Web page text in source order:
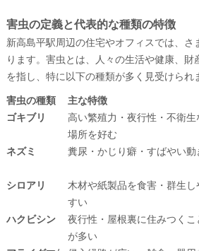
害虫の定義と代表的な種類の特徴
新高島平駅周辺の住宅やオフィスでは、さ
ります。害虫とは、人々の生活や健康、
を指し、特に以下の種類が多く見受けられ
害虫の種類
主な特徴
ゴキブリ
高い繁殖力・夜行性・不衛生
場所を好む
ネズミ
糞尿・かじり癖・すばやい動
シロアリ
木材や紙製品を食害・群生し
すい
ハクビシン
夜行性・屋根裏に住みつくこ
が多い